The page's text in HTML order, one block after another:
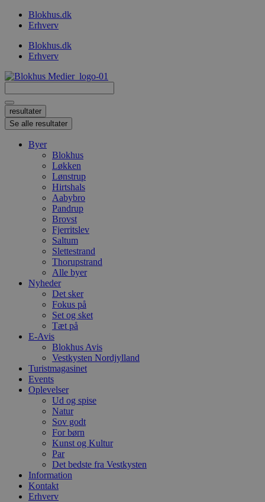
VidereBlokhus.dk
Erhverv
Blokhus.dk
Erhverv
...
resultater
Se alle resultater
Byer
Blokhus
Løkken
Lønstrup
Hirtshals
Aabybro
Pandrup
Brovst
Fjerritslev
Saltum
Slettestrand
Thorupstrand
Alle byer
Nyheder
Det sker
Fokus på
Set og sket
Tæt på
E-Avis
Blokhus Avis
Vestkysten Nordjylland
Turistmagasinet
Events
Oplevelser
Ud og spise
Natur
Sov godt
For børn
Kunst og Kultur
Par
Det bedste fra Vestkysten
Information
Kontakt
Erhverv